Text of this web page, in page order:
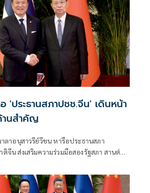
'ประธานสภาปชช.จีน' เดินหน้า
นสำคัญ
าลาอนุสาวรีย์วีชน หารือประธานสภา
จีน ส่งเสริมความร่วมมือสองรัฐสภา สานต่อ